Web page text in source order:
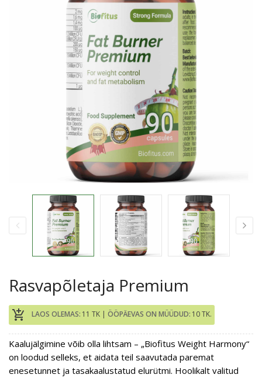
Rasvapõletaja Premium
add_shopping_cart LAOS OLEMAS: 11 TK | ÖÖPÄEVAS ON MÜÜDUD: 10 TK.
Kaalujälgimine võib olla lihtsam – „Biofitus Weight Harmony“
on loodud selleks, et aidata teil saavutada paremat
enesetunnet ja tasakaalustatud elurütmi. Hoolikalt valitud